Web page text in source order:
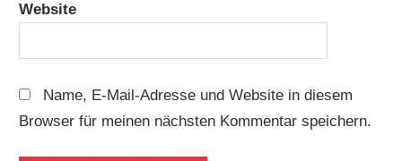
Website
Name, E-Mail-Adresse und Website in diesem
Browser für meinen nächsten Kommentar speichern.